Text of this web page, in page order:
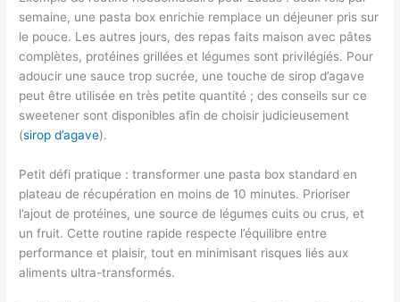
semaine, une pasta box enrichie remplace un déjeuner pris sur
le pouce. Les autres jours, des repas faits maison avec pâtes
complètes, protéines grillées et légumes sont privilégiés. Pour
adoucir une sauce trop sucrée, une touche de sirop d’agave
peut être utilisée en très petite quantité ; des conseils sur ce
sweetener sont disponibles afin de choisir judicieusement
(sirop d’agave).
Petit défi pratique : transformer une pasta box standard en
plateau de récupération en moins de 10 minutes. Prioriser
l’ajout de protéines, une source de légumes cuits ou crus, et
un fruit. Cette routine rapide respecte l’équilibre entre
performance et plaisir, tout en minimisant risques liés aux
aliments ultra-transformés.